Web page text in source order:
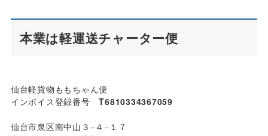
本業は軽運送チャーター便
仙台軽貨物ももちゃん便
インボイス登録番号T6810334367059
仙台市泉区南中山３−４−１７